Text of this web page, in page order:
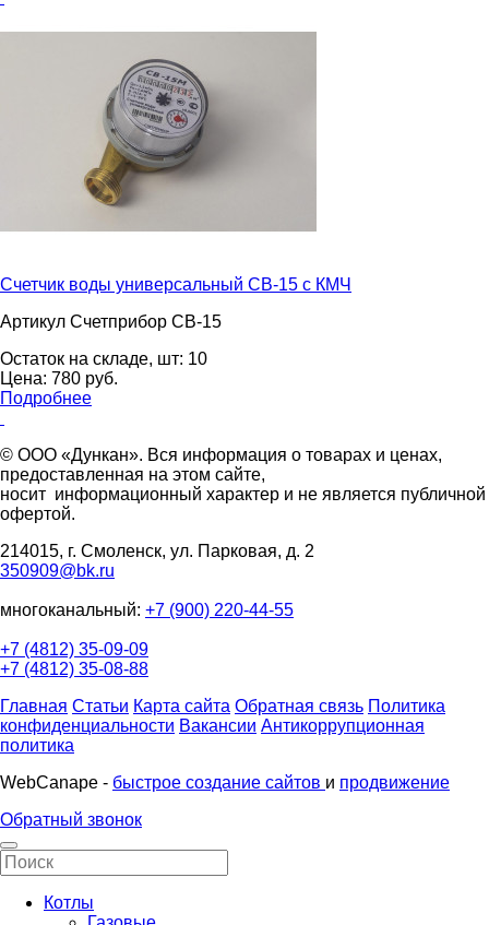
Счетчик воды универсальный СВ-15 с КМЧ
Артикул Счетприбор СВ-15
Остаток на складе, шт: 10
Цена: 780 pуб.
Подробнее
© ООО «Дункан». Вся информация о товарах и ценах,
предоставленная на этом сайте,
носит информационный характер и не является публичной
офертой.
214015, г. Смоленск, ул. Парковая, д. 2
350909@bk.ru
многоканальный: +7 (900) 220-44-55
+7 (4812) 35-09-09
+7 (4812) 35-08-88
Главная Статьи Карта сайта Обратная связь Политика
конфиденциальности Вакансии Антикоррупционная
политика
WebCanape - быстрое создание сайтов и продвижение
Обратный звонок
Котлы